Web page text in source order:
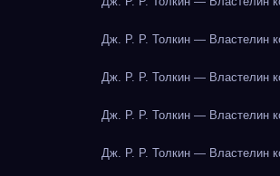
Дж. Р. Р. Толкин — Властелин
Дж. Р. Р. Толкин — Властелин
Дж. Р. Р. Толкин — Властелин
Дж. Р. Р. Толкин — Властелин